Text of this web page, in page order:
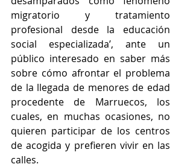
migratorio y tratamiento
profesional desde la educación
social especializada’, ante un
público interesado en saber más
sobre cómo afrontar el problema
de la llegada de menores de edad
procedente de Marruecos, los
cuales, en muchas ocasiones, no
quieren participar de los centros
de acogida y prefieren vivir en las
calles.